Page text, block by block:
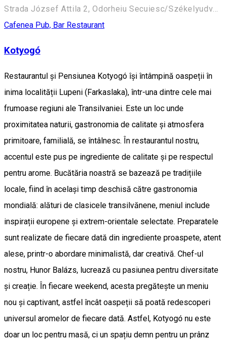
Cafenea Pub, Bar Restaurant
Kotyogó
Restaurantul și Pensiunea Kotyogó își întâmpină oaspeții în
inima localității Lupeni (Farkaslaka), într-una dintre cele mai
frumoase regiuni ale Transilvaniei. Este un loc unde
proximitatea naturii, gastronomia de calitate și atmosfera
primitoare, familială, se întâlnesc. În restaurantul nostru,
accentul este pus pe ingrediente de calitate și pe respectul
pentru arome. Bucătăria noastră se bazează pe tradițiile
locale, fiind în același timp deschisă către gastronomia
mondială: alături de clasicele transilvănene, meniul include
inspirații europene și extrem-orientale selectate. Preparatele
sunt realizate de fiecare dată din ingrediente proaspete, atent
alese, printr-o abordare minimalistă, dar creativă. Chef-ul
nostru, Hunor Balázs, lucrează cu pasiunea pentru diversitate
și creație. În fiecare weekend, acesta pregătește un meniu
nou și captivant, astfel încât oaspeții să poată redescoperi
universul aromelor de fiecare dată. Astfel, Kotyogó nu este
doar un loc pentru masă, ci un spațiu demn pentru un prânz